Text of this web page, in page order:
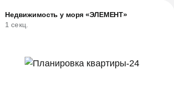
Недвижимость у моря «ЭЛЕМЕНТ»
1 секц.